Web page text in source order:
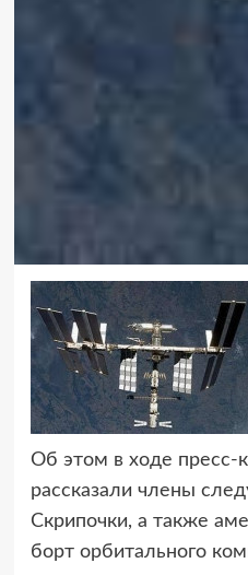
Об этом в ходе пресс-
рассказали члены
Скрипочки, а также
борт орбитального